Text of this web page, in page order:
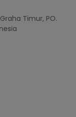
Timur, PO.